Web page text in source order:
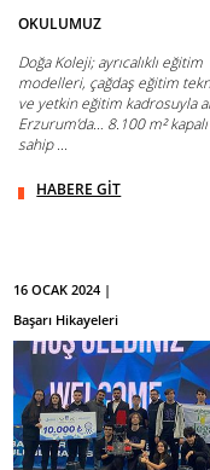
OKULUMUZ
Doğa Koleji; ayrıcalıklı eğitim
modelleri, çağdaş eğitim
ve yetkin eğitim kadrosuyla
Erzurum’da… 8.100 m²
sahip ...
HABERE GİT
16 OCAK 2024 |
Başarı Hikayeleri